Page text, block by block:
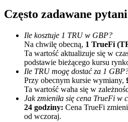
Aż do 65% prowizji!
Często zadawane
Ile kosztuje 1 TRU w GBP?
Na chwilę obecną, 1 TrueFi
Ta wartość aktualizuje się w
podstawie bieżącego kursu
Ile TRU mogę dostać za 1
Przy obecnym kursie wymiany,
Ta wartość waha się w
Jak zmieniła się cena TrueFi w
24 godziny: Cena TrueFi
od wczoraj.